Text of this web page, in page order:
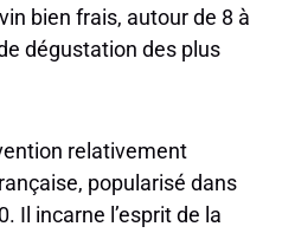
bien frais, autour de 8 à
dégustation des plus
relativement
popularisé dans
Il incarne l’esprit de la